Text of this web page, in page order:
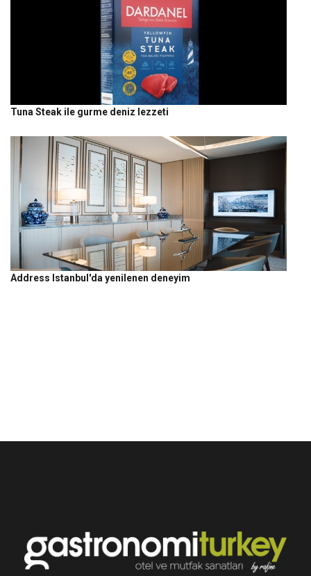
Tuna Steak ile gurme deniz lezzeti
Address Istanbul'da yenilenen deneyim